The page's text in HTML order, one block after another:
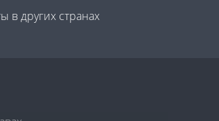
в других странах